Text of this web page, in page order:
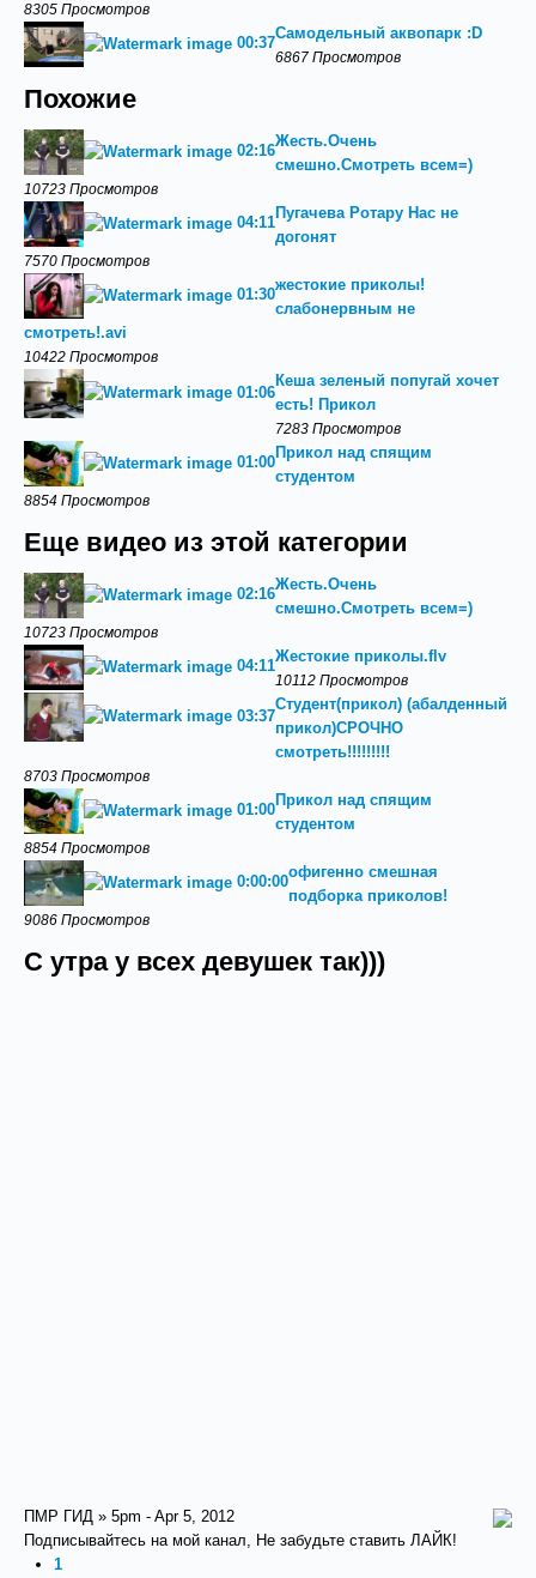
8305 Просмотров
00:37
Самодельный аквопарк :D
6867 Просмотров
Похожие
02:16
Жесть.Очень
смешно.Смотреть всем=)
10723 Просмотров
04:11
Пугачева Ротару Нас не
догонят
7570 Просмотров
01:30
жестокие приколы!
слабонервным не
смотреть!.avi
10422 Просмотров
01:06
Кеша зеленый попугай хочет
есть! Прикол
7283 Просмотров
01:00
Прикол над спящим
студентом
8854 Просмотров
Еще видео из этой категории
02:16
Жесть.Очень
смешно.Смотреть всем=)
10723 Просмотров
04:11
Жестокие приколы.flv
10112 Просмотров
03:37
Студент(прикол) (абалденный
прикол)СРОЧНО
смотреть!!!!!!!!!
8703 Просмотров
01:00
Прикол над спящим
студентом
8854 Просмотров
0:00:00
офигенно смешная
подборка приколов!
9086 Просмотров
С утра у всех девушек так)))
ПМР ГИД » 5pm - Apr 5, 2012
Подписывайтесь на мой канал, Не забудьте ставить ЛАЙК!
1